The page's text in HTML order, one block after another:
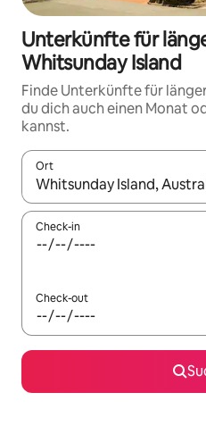
Unterkünfte für
Whitsunday Island
Finde Unterkünfte für
du dich auch einen Monat
kannst.
Ort
Wenn Ergebnisse verfügbar
Check-in
Check-out